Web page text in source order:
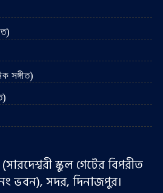
সঙ্গীত)
স্কুল গেটের বিপরীত
ভবন), সদর, দিনাজপুর।